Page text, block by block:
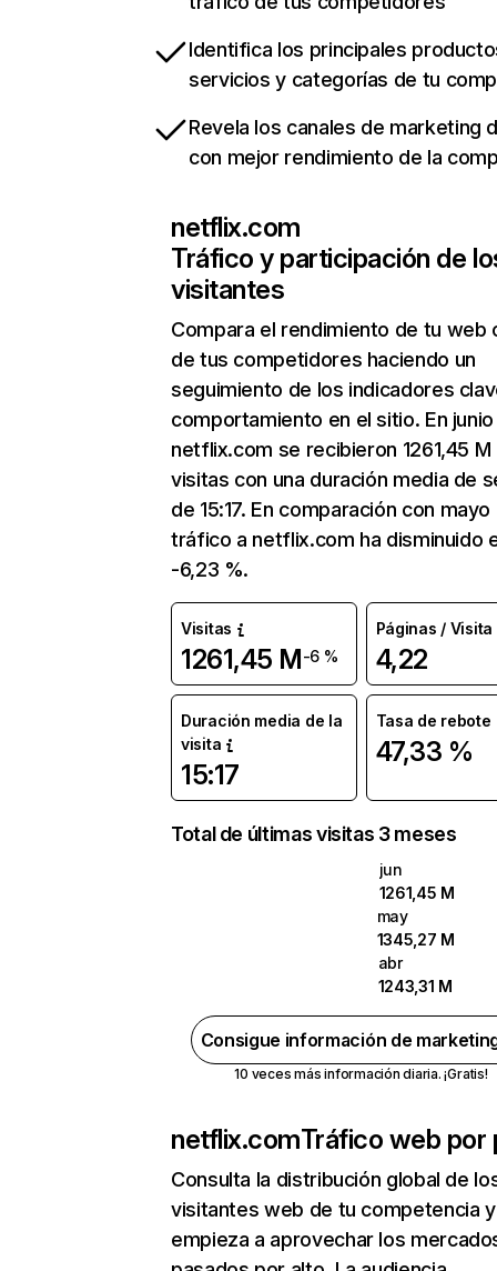
Identifica los principales
servicios y categorías de tu
Revela los canales de marketing
con mejor rendimiento de la
netflix.com
Tráfico y participación de
visitantes
Compara el rendimiento de tu web
de tus competidores haciendo un
seguimiento de los indicadores
comportamiento en el sitio. En junio
netflix.com se recibieron 1261,45 M
visitas con una duración media de
de 15:17. En comparación con mayo
tráfico a netflix.com ha disminuido
-6,23 %.
Visitas
1261,45 M-6 %
Páginas / Visita
4,22
Duración media de la
visita
15:17
Tasa de rebote
47,33 %
Total de últimas visitas 3 meses
jun
1261,45 M
may
1345,27 M
abr
1243,31 M
Consigue información de
10 veces más información diaria. ¡Gratis!
netflix.comTráfico web por
Consulta la distribución global de
visitantes web de tu competencia y
empieza a aprovechar los